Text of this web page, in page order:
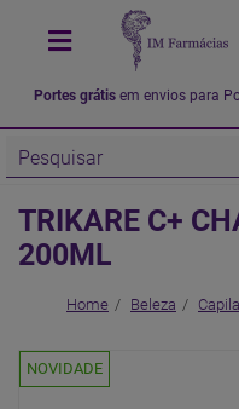
Portes grátis em envios para
TRIKARE C+
200ML
Home Beleza
NOVIDADE